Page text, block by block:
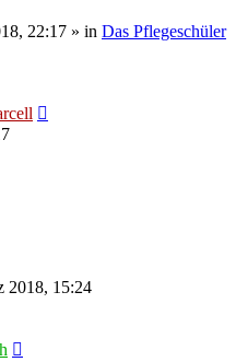
22:17 » in Das Pflegeschüler
2018, 15:24